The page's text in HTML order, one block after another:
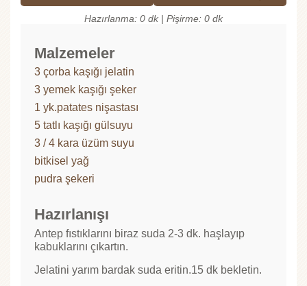
Hazırlanma: 0 dk | Pişirme: 0 dk
Malzemeler
3 çorba kaşığı jelatin
3 yemek kaşığı şeker
1 yk.patates nişastası
5 tatlı kaşığı gülsuyu
3 / 4 kara üzüm suyu
bitkisel yağ
pudra şekeri
Hazırlanışı
Antep fıstıklarını biraz suda 2-3 dk. haşlayıp
kabuklarını çıkartın.
Jelatini yarım bardak suda eritin.15 dk bekletin.